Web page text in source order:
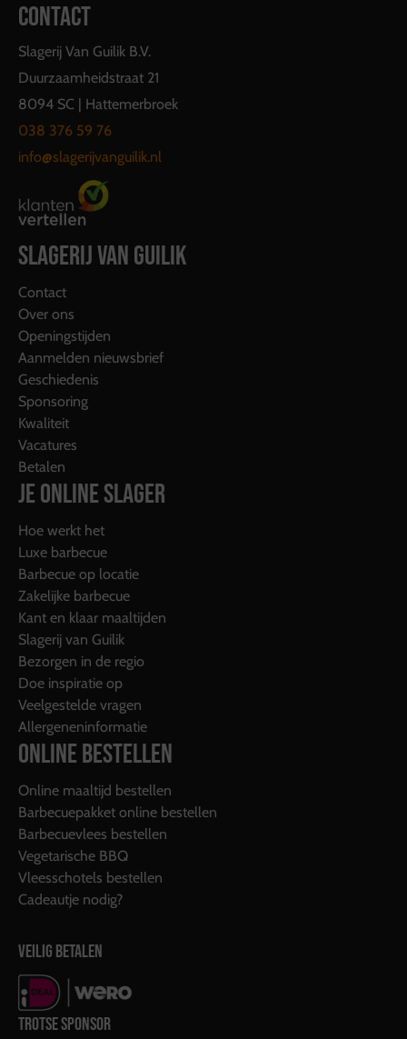
CONTACT
Slagerij Van Guilik B.V.
Duurzaamheidstraat 21
8094 SC | Hattemerbroek
038 376 59 76
info@slagerijvanguilik.nl
SLAGERIJ VAN GUILIK
Contact
Over ons
Openingstijden
Aanmelden nieuwsbrief
Geschiedenis
Sponsoring
Kwaliteit
Vacatures
Betalen
JE ONLINE SLAGER
Hoe werkt het
Luxe barbecue
Barbecue op locatie
Zakelijke barbecue
Kant en klaar maaltijden
Slagerij van Guilik
Bezorgen in de regio
Doe inspiratie op
Veelgestelde vragen
Allergeneninformatie
ONLINE BESTELLEN
Online maaltijd bestellen
Barbecuepakket online bestellen
Barbecuevlees bestellen
Vegetarische BBQ
Vleesschotels bestellen
Cadeautje nodig?
VEILIG BETALEN
TROTSE SPONSOR